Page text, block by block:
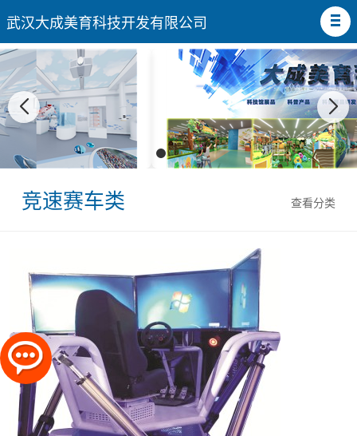
武汉大成美育科技开发有限公司
查看分类
竞速赛车类